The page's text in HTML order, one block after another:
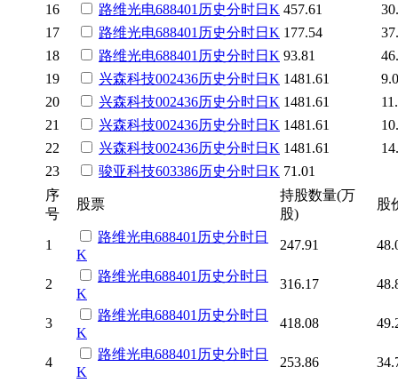
16
路维光电688401 历史分时日K 457.61
17
路维光电688401 历史分时日K 177.54
18
路维光电688401 历史分时日K 93.81
19
兴森科技002436历史分时日K 1481.61
20
兴森科技002436历史分时日K 1481.61
21
兴森科技002436历史分时日K 1481.61
22
兴森科技002436历史分时日K 1481.61
23
骏亚科技603386历史分时日K 71.01
序
号
股票
持股数量(万
股)
股
1
路维光电688401 历史分时日
K
247.91
2
路维光电688401 历史分时日
K
316.17
3
路维光电688401 历史分时日
K
418.08
4
路维光电688401 历史分时日
K
253.86